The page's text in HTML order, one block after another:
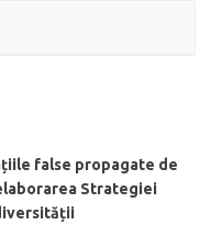
false propagate de
Strategiei